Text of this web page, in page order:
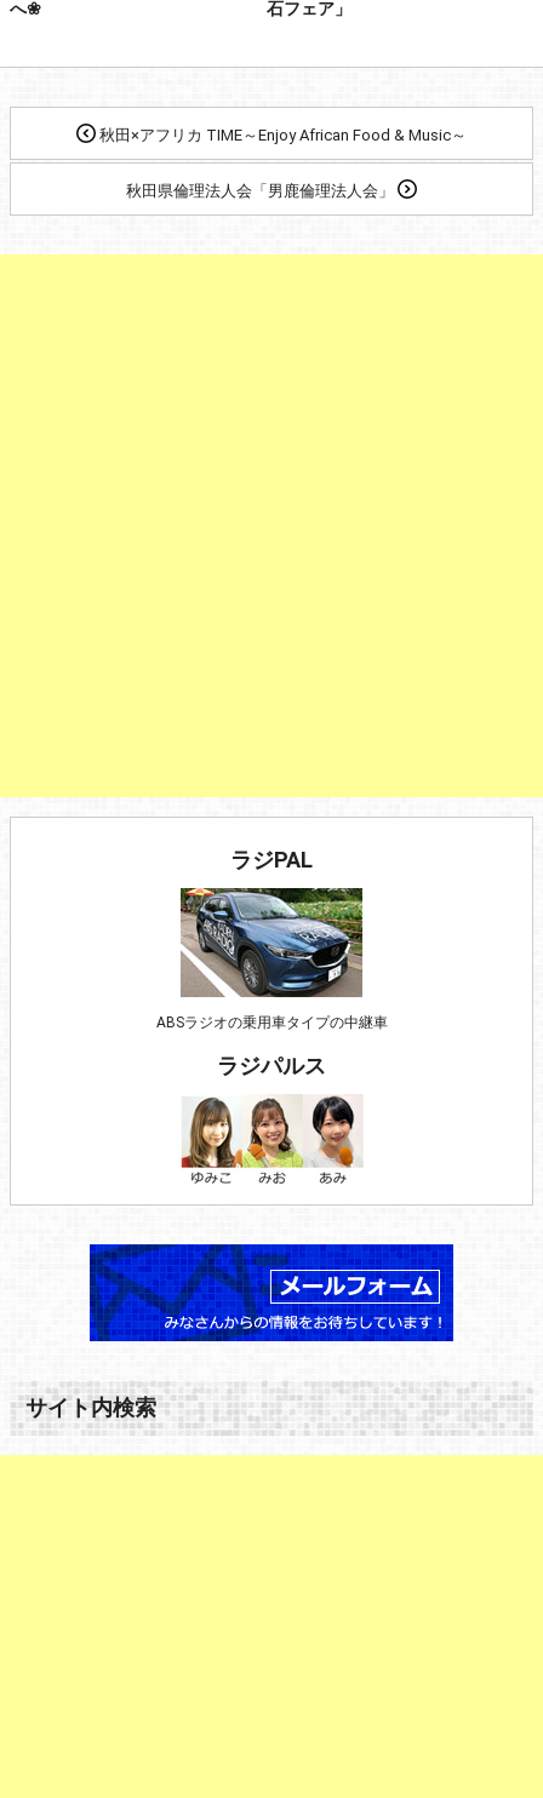
へ❀
石フェア」
秋田×アフリカ TIME～Enjoy African Food & Music～
秋田県倫理法人会「男鹿倫理法人会」
ラジPAL
ABSラジオの乗用車タイプの中継車
ラジパルス
サイト内検索